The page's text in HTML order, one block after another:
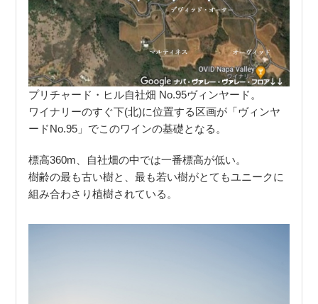
プリチャード・ヒル自社畑 No.95ヴィンヤード。
ワイナリーのすぐ下(北)に位置する区画が「ヴィンヤ
ードNo.95」でこのワインの基礎となる。
標高360m、自社畑の中では一番標高が低い。
樹齢の最も古い樹と、最も若い樹がとてもユニークに
組み合わさり植樹されている。